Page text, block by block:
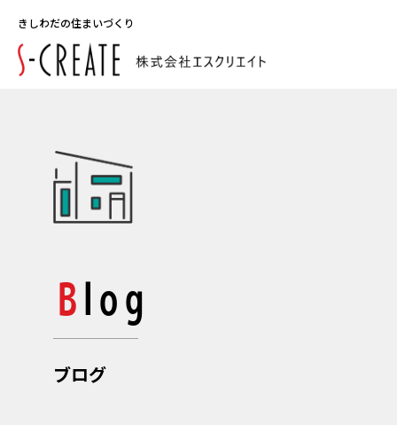
きしわだの住まいづくり
Blog
ブログ